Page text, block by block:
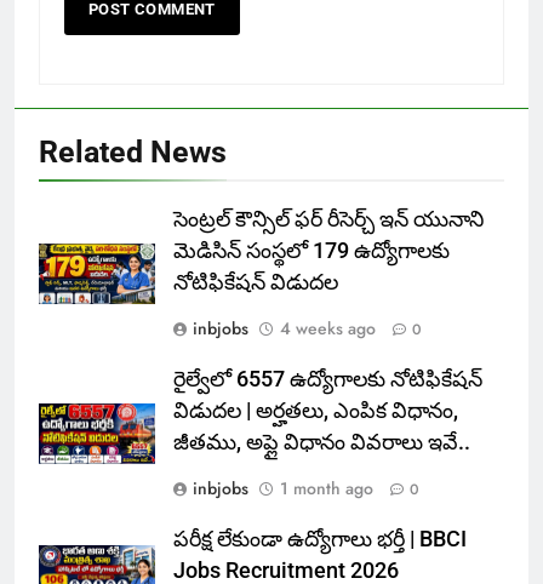
Related News
సెంట్రల్ కౌన్సిల్ ఫర్ రీసెర్చ్ ఇన్ యునాని
మెడిసిన్ సంస్థలో 179 ఉద్యోగాలకు
నోటిఫికేషన్ విడుదల
inbjobs
4 weeks ago 0
రైల్వేలో 6557 ఉద్యోగాలకు నోటిఫికేషన్
విడుదల | అర్హతలు, ఎంపిక విధానం,
జీతము, అప్లై విధానం వివరాలు ఇవే..
inbjobs
1 month ago 0
పరీక్ష లేకుండా ఉద్యోగాలు భర్తీ | BBCI
Jobs Recruitment 2026